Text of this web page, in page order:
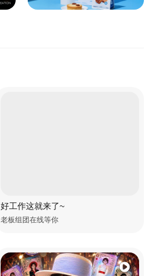
好工作这就来了~
老板组团在线等你